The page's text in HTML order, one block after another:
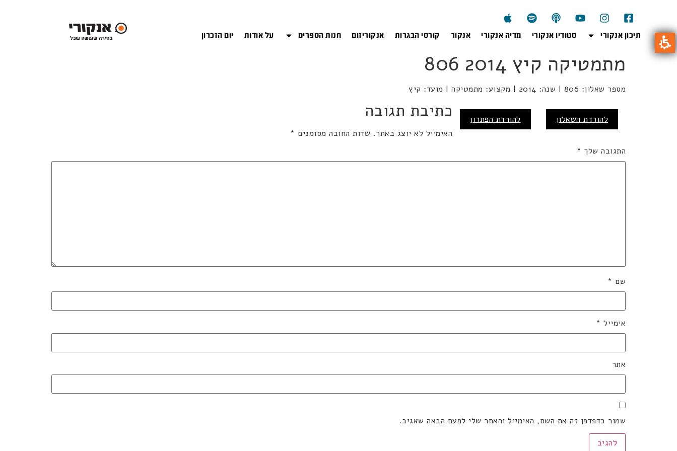
תיכון אנקורי סטודיו אנקורי מדיה אנקורי אנקור קורסי הבגרות אנקוריזום חנות הספרים על אודות יום הזכרון
מתמטיקה קיץ 2014 806
מספר שאלון: 806 | שנה: 2014 | מקצוע: מתמטיקה | מועד: קיץ
להורדת השאלון להורדת הפתרון כתיבת תגובה
האימייל לא יוצג באתר. שדות החובה מסומנים *
התגובה שלך *
שם *
אימייל *
אתר
שמור בדפדפן זה את השם, האימייל והאתר שלי לפעם הבאה שאגיב.